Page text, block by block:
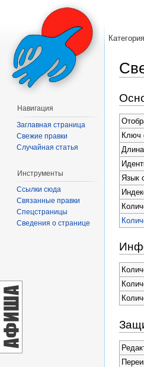
Ключ
Язык
Категория
Навигация
Заглавная страница
Свежие правки
Случайная статья
Инструменты
Ссылки сюда
Связанные правки
Спецстраницы
Сведения о странице